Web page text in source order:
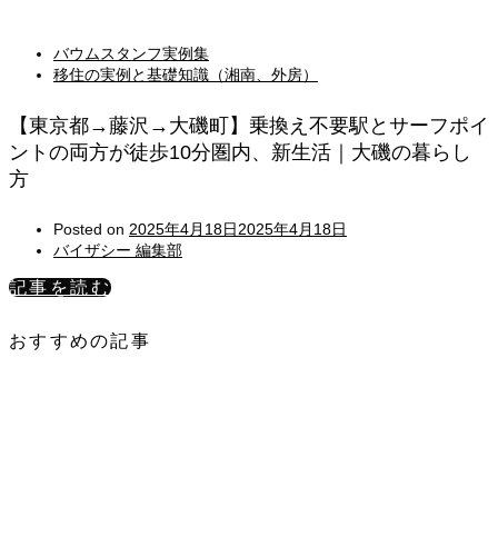
バウムスタンフ実例集
移住の実例と基礎知識（湘南、外房）
【東京都→藤沢→大磯町】乗換え不要駅とサーフポイ
ントの両方が徒歩10分圏内、新生活｜大磯の暮らし
方
Posted on 2025年4月18日2025年4月18日
バイザシー 編集部
記事を読む
おすすめの記事